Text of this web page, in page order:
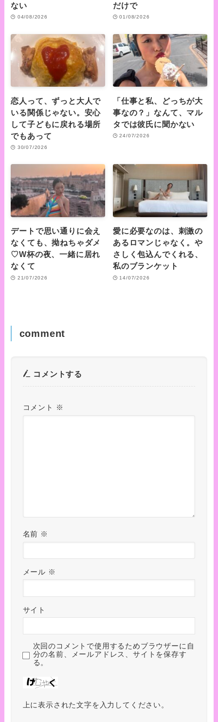
ない
04/08/2026
だけで
01/08/2026
恋人って、ずっと大人で
いる関係じゃない。安心
して子どもに戻れる場所
でもあって
30/07/2026
「仕事と私、どっちが大
事なの？」なんて、マル
タでは彼氏に聞かない
24/07/2026
デートで思い通りに会え
なくても、拗ねちゃダメ
♡W杯の夜、一緒に居れ
なくて
21/07/2026
愛に必要なのは、刺激の
あるロマンじゃなく。や
さしく包込んでくれる、
私のブランケット
14/07/2026
comment
コメントする
コメント ※
名前 ※
メール ※
サイト
次回のコメントで使用するためブラウザーに自
分の名前、メールアドレス、サイトを保存す
る。
上に表示された文字を入力してください。